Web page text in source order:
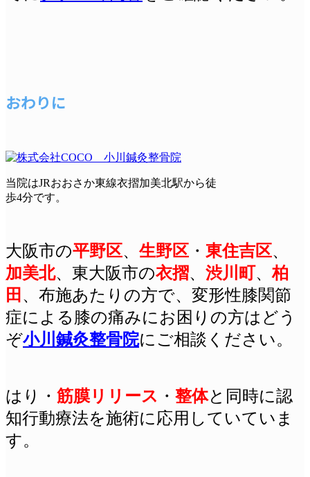
おわりに
当院はJRおおさか東線衣摺加美北駅から徒
歩4分です。
大阪市の平野区、 生野区 ・ 東住吉区、
加美北、東大阪市の衣摺、 渋川町 、柏
田 、布施あたりの方で、変形性膝関節
症による膝の痛みにお困りの方はどう
ぞ小川鍼灸整骨院にご相談ください。
はり ・ 筋膜リリース ・ 整体と同時に認
知行動療法を施術に応用していていま
す。